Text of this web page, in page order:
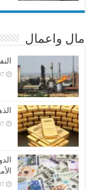
مال واعمال